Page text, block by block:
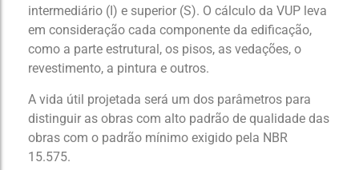
intermediário (I) e superior (S). O cálculo da VUP leva
em consideração cada componente da edificação,
como a parte estrutural, os pisos, as vedações, o
revestimento, a pintura e outros.
A vida útil projetada será um dos parâmetros para
distinguir as obras com alto padrão de qualidade das
obras com o padrão mínimo exigido pela NBR
15.575.